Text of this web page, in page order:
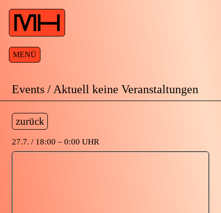
MENÜ
Events / Aktuell keine Veranstaltungen
zurück
27.7. / 18:00 – 0:00 UHR